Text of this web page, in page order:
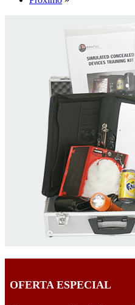
OFERTA ESPECIAL